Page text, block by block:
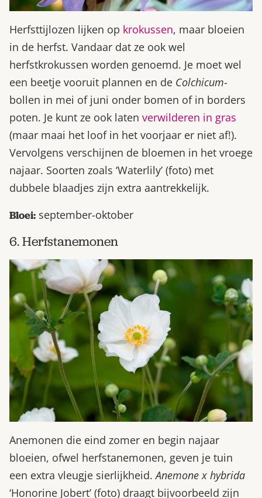
Herfsttijlozen lijken op krokussen, maar bloeien
in de herfst. Vandaar dat ze ook wel
herfstkrokussen worden genoemd. Je moet wel
een beetje vooruit plannen en de Colchicum-
bollen in mei of juni onder bomen of in borders
poten. Je kunt ze ook laten verwilderen in gras
(maar maai het loof in het voorjaar er niet af!).
Vervolgens verschijnen de bloemen in het vroege
najaar. Soorten zoals ‘Waterlily’ (foto) met
dubbele blaadjes zijn extra aantrekkelijk.
Bloei: september-oktober
6. Herfstanemonen
Anemonen die eind zomer en begin najaar
bloeien, ofwel herfstanemonen, geven je tuin
een extra vleugje sierlijkheid.Anemone x hybrida
‘Honorine Jobert’ (foto) draagt bijvoorbeeld zijn